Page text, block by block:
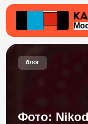
блог
Фото: